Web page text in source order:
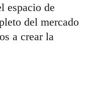
espacio de
del mercado
a crear la